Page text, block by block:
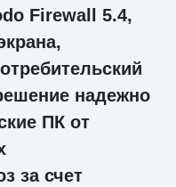
Firewall 5.4,
надежно
ПК от
за счет